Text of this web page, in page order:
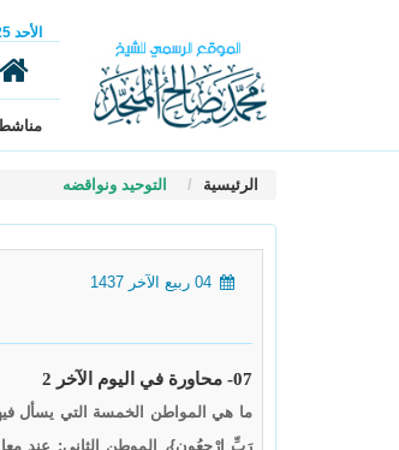
الأحد
الرئيسية التوحيد ونواقضه
07- محاورة في اليوم الآخر 2
ما هي المواطن الخمسة التي يسأل
رَبِّ ارْجِعُونِ}، الموطن الثاني: عند